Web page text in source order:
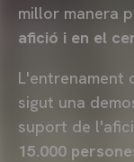
millor manera
afició i en el
L'entrenament
sigut una
suport de
15.000